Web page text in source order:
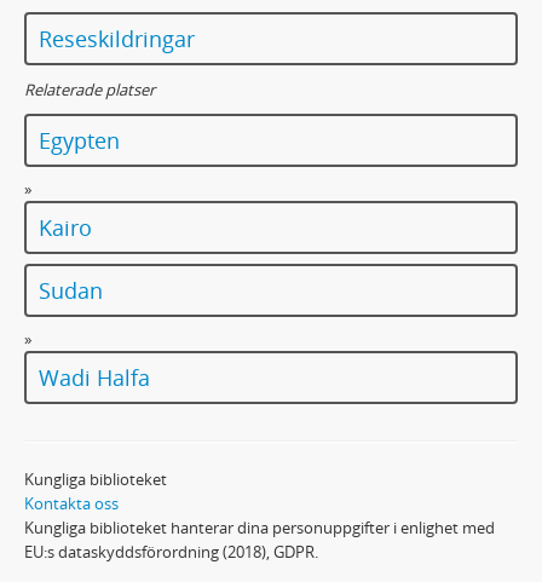
Reseskildringar
Relaterade platser
Egypten
»
Kairo
Sudan
»
Wadi Halfa
Kungliga biblioteket
Kontakta oss
Kungliga biblioteket hanterar dina personuppgifter i enlighet med
EU:s dataskyddsförordning (2018), GDPR.